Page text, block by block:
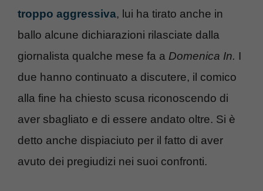
troppo aggressiva, lui ha tirato anche in
ballo alcune dichiarazioni rilasciate dalla
giornalista qualche mese fa a Domenica In. I
due hanno continuato a discutere, il comico
alla fine ha chiesto scusa riconoscendo di
aver sbagliato e di essere andato oltre. Si è
detto anche dispiaciuto per il fatto di aver
avuto dei pregiudizi nei suoi confronti.